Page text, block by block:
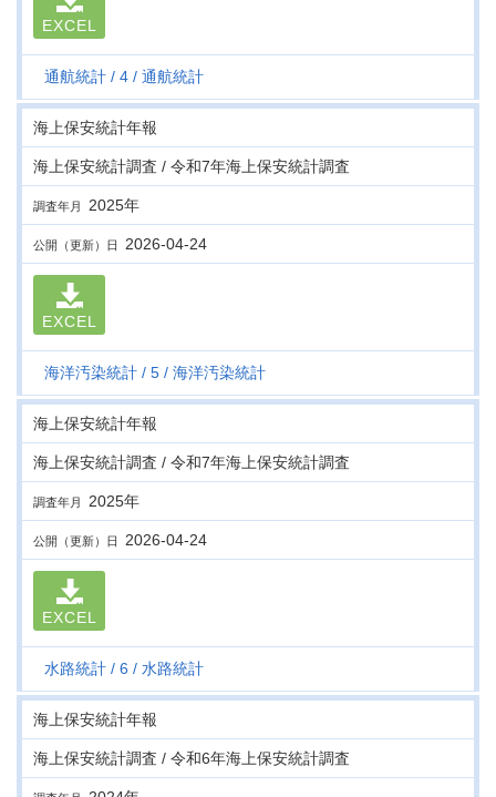
EXCEL
通航統計 4 通航統計
海上保安統計年報
海上保安統計調査 / 令和7年海上保安統計調査
調査年月 2025年
公開（更新）日 2026-04-24
EXCEL
海洋汚染統計 5 海洋汚染統計
海上保安統計年報
海上保安統計調査 / 令和7年海上保安統計調査
調査年月 2025年
公開（更新）日 2026-04-24
EXCEL
水路統計 6 水路統計
海上保安統計年報
海上保安統計調査 / 令和6年海上保安統計調査